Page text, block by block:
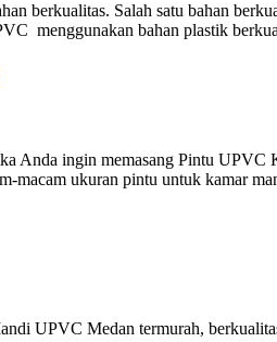
berkualitas. Salah satu bahan
menggunakan bahan plastik
Anda ingin memasang Pintu
ukuran pintu untuk kamar
UPVC Medan termurah,